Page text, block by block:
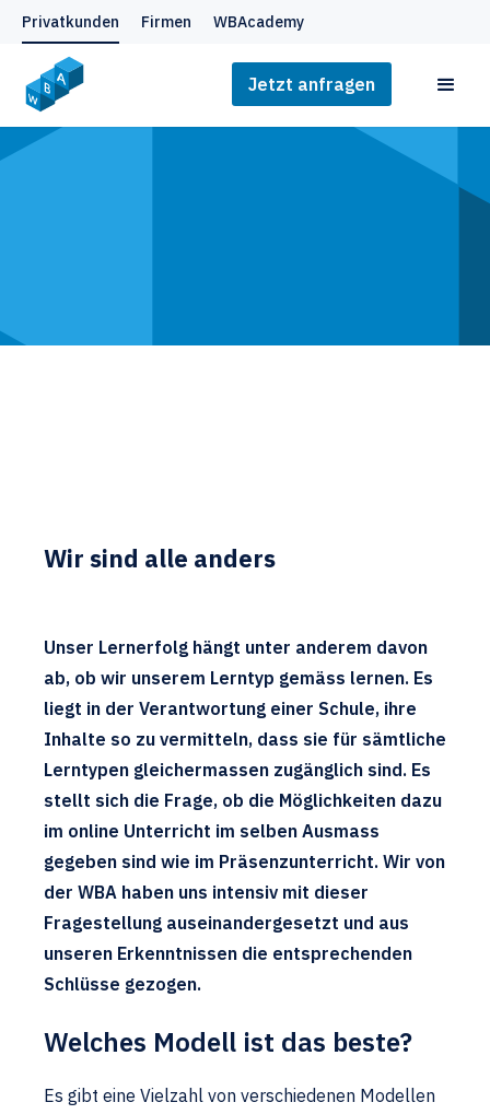
Privatkunden Firmen WBAcademy
Jetzt anfragen
Wir sind alle anders
Unser Lernerfolg hängt unter anderem davon
ab, ob wir unserem Lerntyp gemäss lernen. Es
liegt in der Verantwortung einer Schule, ihre
Inhalte so zu vermitteln, dass sie für sämtliche
Lerntypen gleichermassen zugänglich sind. Es
stellt sich die Frage, ob die Möglichkeiten dazu
im online Unterricht im selben Ausmass
gegeben sind wie im Präsenzunterricht. Wir von
der WBA haben uns intensiv mit dieser
Fragestellung auseinandergesetzt und aus
unseren Erkenntnissen die entsprechenden
Schlüsse gezogen.
Welches Modell ist das beste?
Es gibt eine Vielzahl von verschiedenen Modellen